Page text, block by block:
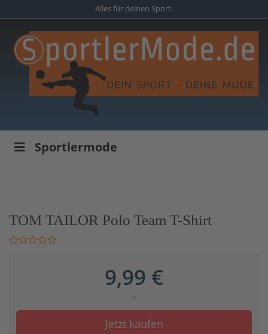
to
content
Alles für deinen Sport.
Sportlermode
TOM TAILOR Polo Team T-Shirt
9,99 €
*
Jetzt kaufen